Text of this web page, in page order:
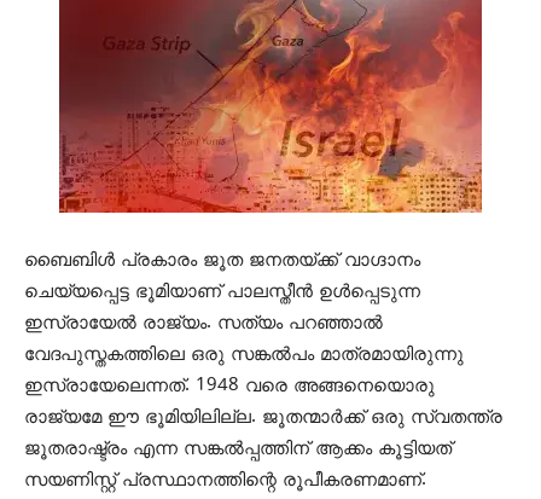
ബൈബിള്‍ പ്രകാരം ജൂത ജനതയ്ക്ക് വാഗ്ദാനം
ചെയ്യപ്പെട്ട ഭൂമിയാണ് പാലസ്തീന്‍ ഉള്‍പ്പെടുന്ന
ഇസ്രായേല്‍ രാജ്യം. സത്യം പറഞ്ഞാല്‍
വേദപുസ്തകത്തിലെ ഒരു സങ്കല്‍പം മാത്രമായിരുന്നു
ഇസ്രായേലെന്നത്. 1948 വരെ അങ്ങനെയൊരു
രാജ്യമേ ഈ ഭൂമിയിലില്ല. ജൂതന്മാര്‍ക്ക് ഒരു സ്വതന്ത്ര
ജൂതരാഷ്ട്രം എന്ന സങ്കല്‍പ്പത്തിന് ആക്കം കൂട്ടിയത്
സയണിസ്റ്റ് പ്രസ്ഥാനത്തിന്റെ രൂപീകരണമാണ്.